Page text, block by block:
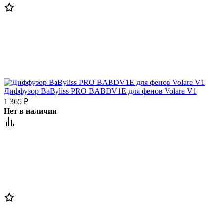
Диффузор BaByliss PRO BABDV1E для фенов Volare V1
1 365 ₽
Нет в наличии